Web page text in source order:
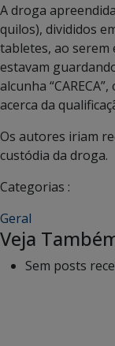
A droga
quilos), divididos
tabletes, ao serem
estavam
alcunha
acerca da
Os autores iriam
custódia da droga.
Categorias :
Geral
Veja
Sem posts